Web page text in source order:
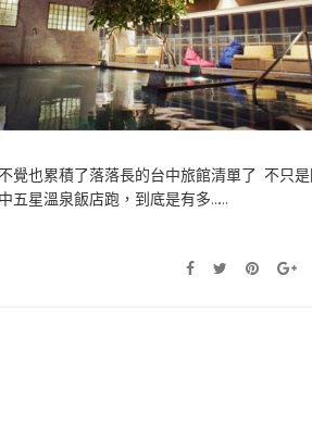
覺也累積了落落長的台中旅館清單了 不只是
五星溫泉飯店跑，到底是有多……